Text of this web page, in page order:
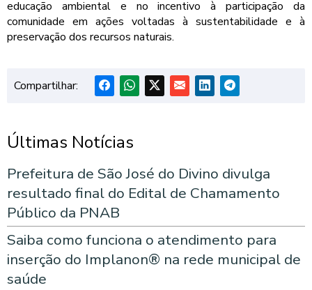
educação ambiental e no incentivo à participação da
comunidade em ações voltadas à sustentabilidade e à
preservação dos recursos naturais.
Compartilhar:
Últimas Notícias
Prefeitura de São José do Divino divulga
resultado final do Edital de Chamamento
Público da PNAB
Saiba como funciona o atendimento para
inserção do Implanon® na rede municipal de
saúde